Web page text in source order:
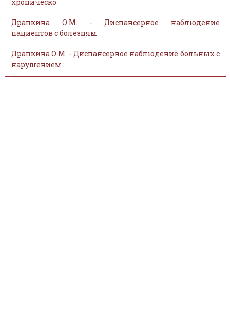
Драпкина О.М. - Диспансерное наблюдение
пациентов с болезням
Драпкина О.М. - Диспансерное наблюдение больных с
нарушением